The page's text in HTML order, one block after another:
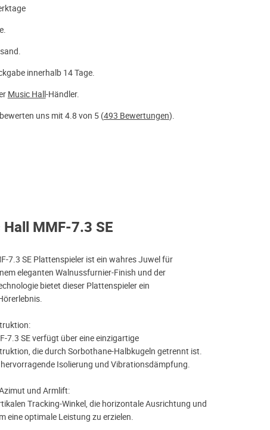
innerhalb 14 Tage.
Music Hall-Händler.
uns mit 4.8 von 5 (493 Bewertungen).
MMF-7.3 SE
7.3 SE Plattenspieler ist ein wahres Juwel für
eleganten Walnussfurnier-Finish und der
bietet dieser Plattenspieler ein
7.3 SE verfügt über eine einzigartige
die durch Sorbothane-Halbkugeln getrennt ist.
Isolierung und Vibrationsdämpfung.
und Armlift:
Tracking-Winkel, die horizontale Ausrichtung und
eine optimale Leistung zu erzielen.